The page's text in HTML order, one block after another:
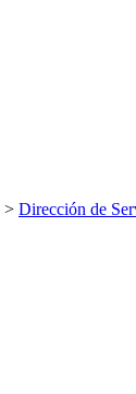
> Dirección de